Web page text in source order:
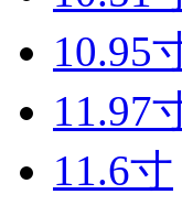
10.95
11.97
11.6寸